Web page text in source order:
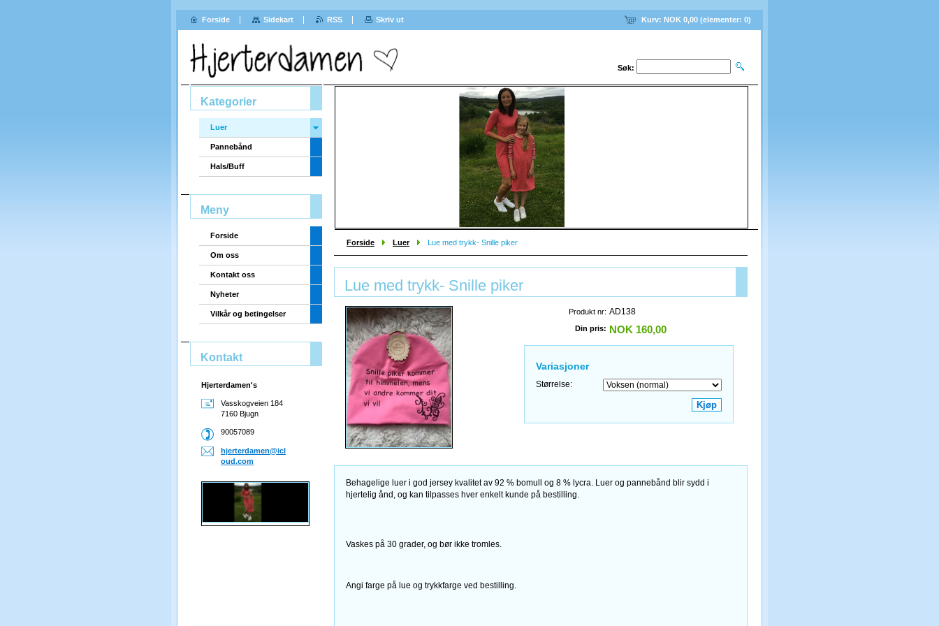
Søk:
Forside Luer Lue med trykk- Snille piker
Lue med trykk- Snille piker
Produkt nr: AD138
Din pris: NOK 160,00
Variasjoner
Størrelse:
Behagelige luer i god jersey kvalitet av 92 % bomull og 8 % lycra. Luer og pannebånd blir sydd i
hjertelig ånd, og kan tilpasses hver enkelt kunde på bestilling.
Vaskes på 30 grader, og bør ikke tromles.
Angi farge på lue og trykkfarge ved bestilling.
Kategorier
Luer
Pannebånd
Hals/Buff
Meny
Forside
Om oss
Kontakt oss
Nyheter
Vilkår og betingelser
Kontakt
Hjerterdamen's
Vasskogveien 184
7160 Bjugn
90057089
hjerterdamen@icl
oud.com
Kurv: NOK 0,00 (elementer: 0)
Forside Sidekart RSS Skriv ut